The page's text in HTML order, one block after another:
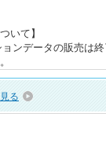
いて】
ンデータの販売は終
る